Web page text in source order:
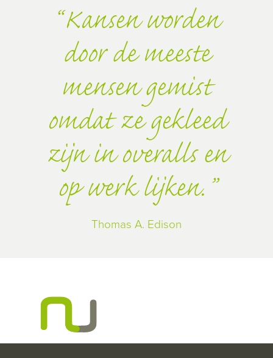
Kansen worden
door de meeste
mensen gemist
omdat ze gekleed
zijn in overalls en
op werk lijken.
Thomas A. Edison